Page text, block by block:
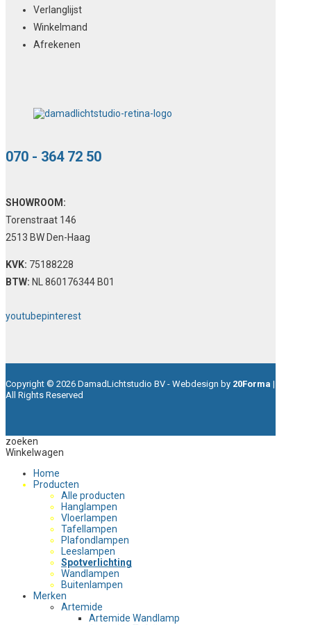
Verlanglijst
Winkelmand
Afrekenen
070 - 364 72 50
SHOWROOM:
Torenstraat 146
2513 BW Den-Haag
KVK: 75188228
BTW: NL 860176344 B01
youtubepinterest
Copyright © 2026 DamadLichtstudio BV - Webdesign by 20Forma |
All Rights Reserved
zoeken
Winkelwagen
Home
Producten
Alle producten
Hanglampen
Vloerlampen
Tafellampen
Plafondlampen
Leeslampen
Spotverlichting
Wandlampen
Buitenlampen
Merken
Artemide
Artemide Wandlamp